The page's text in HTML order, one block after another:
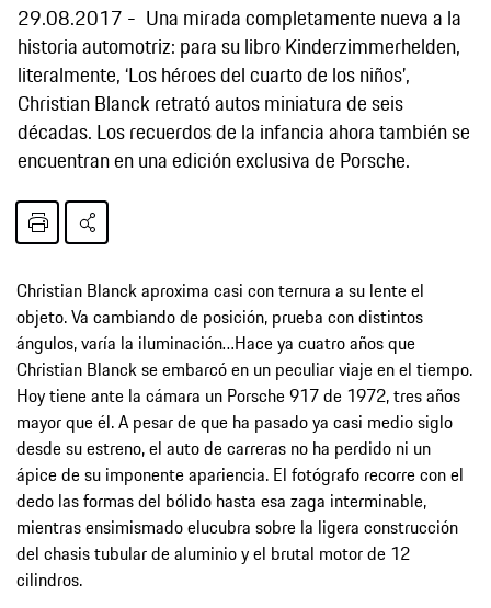
29.08.2017
Una mirada completamente nueva a la
historia automotriz: para su libro Kinderzimmerhelden,
literalmente, ‘Los héroes del cuarto de los niños’,
Christian Blanck retrató autos miniatura de seis
décadas. Los recuerdos de la infancia ahora también se
encuentran en una edición exclusiva de Porsche.
Christian Blanck aproxima casi con ternura a su lente el
objeto. Va cambiando de posición, prueba con distintos
ángulos, varía la iluminación…Hace ya cuatro años que
Christian Blanck se embarcó en un peculiar viaje en el tiempo.
Hoy tiene ante la cámara un Porsche 917 de 1972, tres años
mayor que él. A pesar de que ha pasado ya casi medio siglo
desde su estreno, el auto de carreras no ha perdido ni un
ápice de su imponente apariencia. El fotógrafo recorre con el
dedo las formas del bólido hasta esa zaga interminable,
mientras ensimismado elucubra sobre la ligera construcción
del chasis tubular de aluminio y el brutal motor de 12
cilindros.